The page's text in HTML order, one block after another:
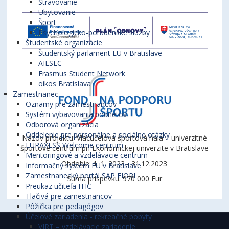
Ubytovanie
Šport
Psychologicko-poradenské služby
Študentské organizácie
Študentský parlament EU v Bratislave
AIESEC
Erasmus Student Network
oikos Bratislava
Zamestnanec
Oznamy pre zamestnancov
Systém vybavovania podnetov
Odborová organizácia
Oddelenie pre personálne a sociálne otázky
EURAXESS Welcome centrum
Mentoringové a vzdelávacie centrum
Informačný systém EU v Bratislave
Zamestnanecký portál SAP FIORI
Preukaz učiteľa ITIC
Tlačivá pre zamestnancov
Pôžička pre pedagógov
Účelové zariadenia - rekreačné pobyty
VIRT – vzdelávacie zariadenie
Názov projektu: Viacúčelová športová hala – univerzitné
športové centrum pri Ekonomickej univerzite v Bratislave
Obdobie: 1. 1. 2023 - 31.12.2023
Suma príspevku: 970 000 Eur